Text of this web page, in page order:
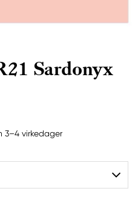
Sardonyx
3–4 virkedager